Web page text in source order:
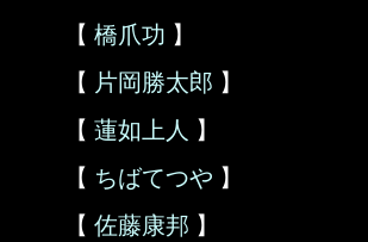
【 橋爪功 】
【 片岡勝太郎 】
【 蓮如上人 】
【 ちばてつや 】
【 佐藤康邦 】